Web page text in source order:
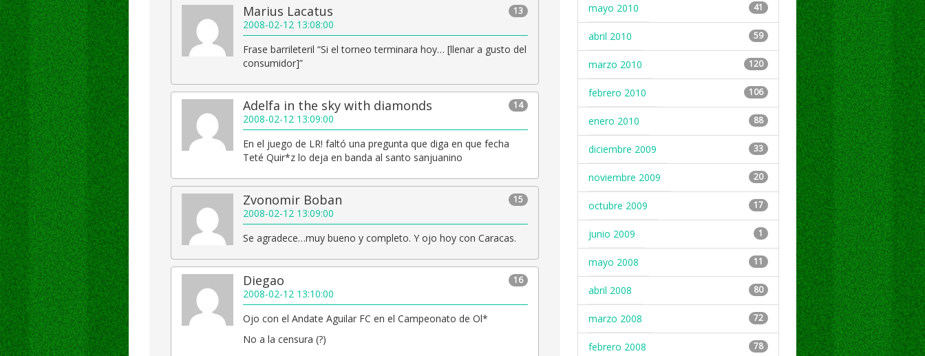
13
Marius Lacatus
2008-02-12 13:08:00
Frase barrileteril “Si el torneo terminara hoy… [llenar a gusto del
consumidor]”
14
Adelfa in the sky with diamonds
2008-02-12 13:09:00
En el juego de LR! faltó una pregunta que diga en que fecha
Teté Quir*z lo deja en banda al santo sanjuanino
15
Zvonomir Boban
2008-02-12 13:09:00
Se agradece…muy bueno y completo. Y ojo hoy con Caracas.
16
Diegao
2008-02-12 13:10:00
Ojo con el Andate Aguilar FC en el Campeonato de Ol*
No a la censura (?)
mayo 2010 41
abril 2010 59
marzo 2010 120
febrero 2010 106
enero 2010 88
diciembre 2009 33
noviembre 2009 20
octubre 2009 17
junio 2009 1
mayo 2008 11
abril 2008 80
marzo 2008 72
febrero 2008 78